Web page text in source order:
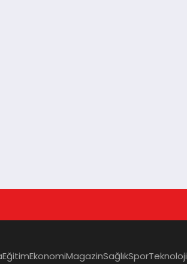
EğitimEkonomiMagazinSağlıkSporTeknoloji